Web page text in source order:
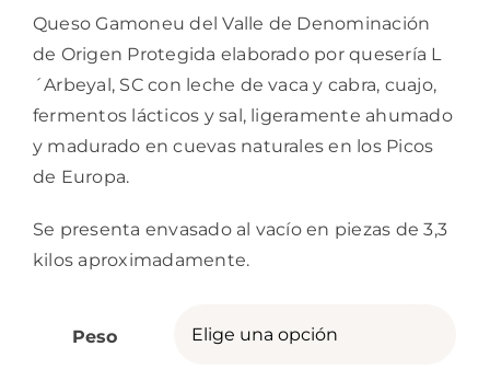
desde
6,25€
hasta
82,45€
Queso Gamoneu del Valle de Denominación
de Origen Protegida elaborado por quesería L
´Arbeyal, SC con leche de vaca y cabra, cuajo,
fermentos lácticos y sal, ligeramente ahumado
y madurado en cuevas naturales en los Picos
de Europa.
Se presenta envasado al vacío en piezas de 3,3
kilos aproximadamente.
Peso